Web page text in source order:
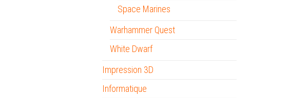
Space Marines
Warhammer Quest
White Dwarf
Impression 3D
Informatique